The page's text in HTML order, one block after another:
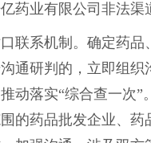
药业有限公司非法渠
系机制。确定药品
通研判的，立即组
动落实“综合查一次
的药品批发企业、